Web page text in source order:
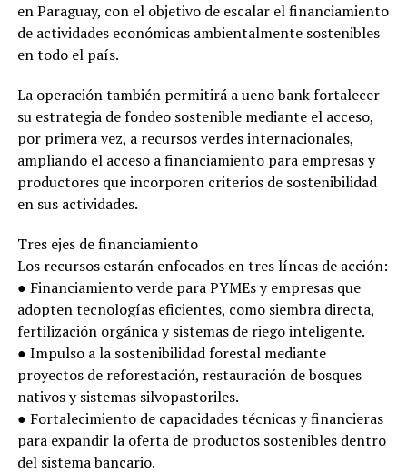
en Paraguay, con el objetivo de escalar el financiamiento
de actividades económicas ambientalmente sostenibles
en todo el país.
La operación también permitirá a ueno bank fortalecer
su estrategia de fondeo sostenible mediante el acceso,
por primera vez, a recursos verdes internacionales,
ampliando el acceso a financiamiento para empresas y
productores que incorporen criterios de sostenibilidad
en sus actividades.
Tres ejes de financiamiento
Los recursos estarán enfocados en tres líneas de acción:
● Financiamiento verde para PYMEs y empresas que
adopten tecnologías eficientes, como siembra directa,
fertilización orgánica y sistemas de riego inteligente.
● Impulso a la sostenibilidad forestal mediante
proyectos de reforestación, restauración de bosques
nativos y sistemas silvopastoriles.
● Fortalecimiento de capacidades técnicas y financieras
para expandir la oferta de productos sostenibles dentro
del sistema bancario.